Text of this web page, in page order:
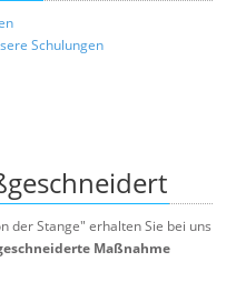
Schulungen
der Stange" erhalten Sie bei uns
Maßnahme